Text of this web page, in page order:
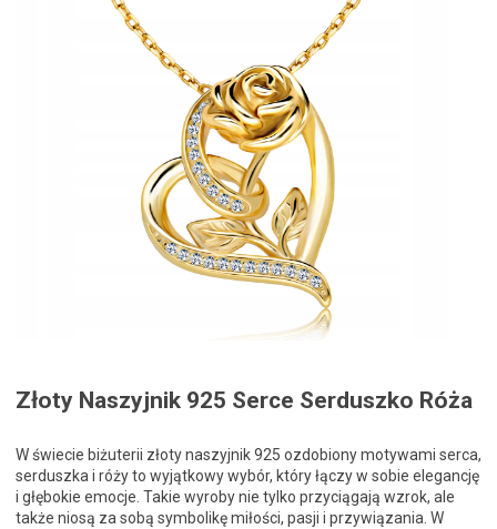
Złoty Naszyjnik 925 Serce Serduszko Róża
W świecie biżuterii złoty naszyjnik 925 ozdobiony motywami serca,
serduszka i róży to wyjątkowy wybór, który łączy w sobie elegancję
i głębokie emocje. Takie wyroby nie tylko przyciągają wzrok, ale
także niosą za sobą symbolikę miłości, pasji i przywiązania. W